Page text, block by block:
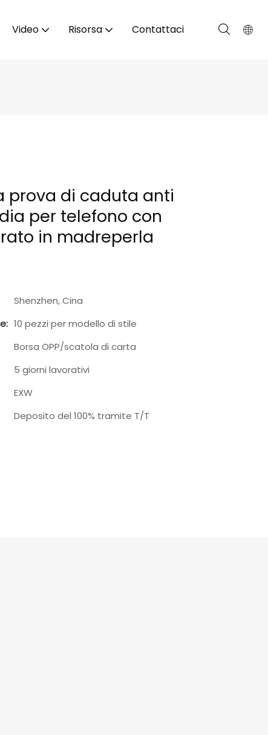
Video Risorsa Contattaci
prova di caduta anti
per telefono con
in madreperla
Shenzhen, Cina
10 pezzi per modello di stile
Borsa OPP/scatola di carta
5 giorni lavorativi
EXW
Deposito del 100% tramite T/T